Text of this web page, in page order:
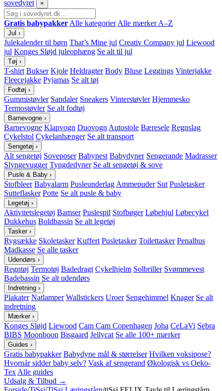
sovedyret ×
Gratis babypakker Alle kategorier Alle mærker A–Z
Jul ›
Julekalender til børn That’s Mine jul Creativ Company jul Liewood
jul Konges Sløjd juleophæng Se alt til jul
Tøj ›
T-shirt Bukser Kjole Heldragter Body Bluse Leggings Vinterjakke
Fleecejakke Pyjamas Se alt tøj
Fodtøj ›
Gummistøvler Sandaler Sneakers Vinterstøvler Hjemmesko
Termostøvler Se alt fodtøj
Barnevogne ›
Barnevogne Klapvogn Duovogn Autostole Bæresele Regnslag
Cykelstol Cykelanhænger Se alt transport
Sengetøj ›
Alt sengetøj Soveposer Babynest Babydyner Sengerande Madrasser
Slyngevugger Tyngdedyner Se alt sengetøj & sove
Pusle & Baby ›
Stofbleer Babyalarm Pusleunderlag Ammepuder Sut Pusletasker
Sutteflasker Potte Se alt pusle & baby
Legetøj ›
Aktivitetslegetøj Bamser Puslespil Stofbøger Løbehjul Løbecykel
Dukkehus Boldbassin Se alt legetøj
Tasker ›
Rygsække Skoletasker Kuffert Pusletasker Toilettasker Penalhus
Madkasse Se alle tasker
Udendørs ›
Regntøj Termotøj Badedragt Cykelhjelm Solbriller Svømmevest
Badebassin Se alt udendørs
Indretning ›
Plakater Natlamper Wallstickers Uroer Sengehimmel Knager Se alt
indretning
Mærker ›
Konges Sløjd Liewood Cam Cam Copenhagen Joha CeLaVi Sebra
BIBS Moonboon Bisgaard Jellycat Se alle 100+ mærker
Guides ›
Gratis babypakker Babydyne mål & størrelser Hvilken voksipose?
Hvornår sidder baby selv? Vask af sengerand Økologisk vs Oeko-
Tex Alle guides
Udsalg & Tilbud →